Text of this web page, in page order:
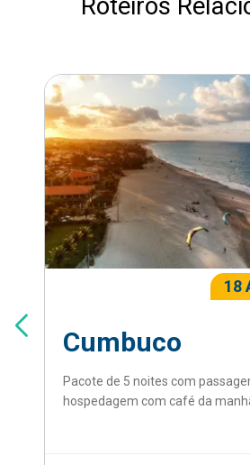
18
Cumbuco
Pacote de 5 noites com
hospedagem com café da